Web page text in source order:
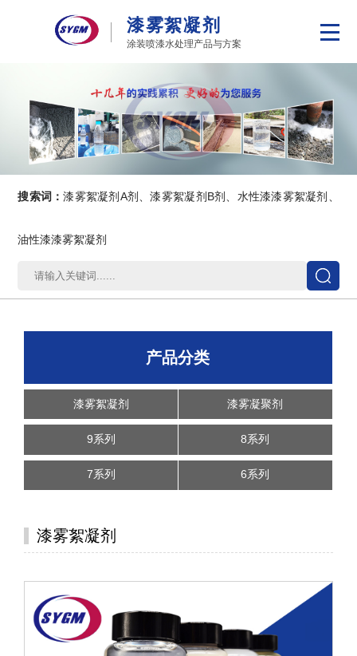
漆雾絮凝剂
涂装喷漆水处理产品与方案
搜索词：漆雾絮凝剂A剂、漆雾絮凝剂B剂、水性漆漆雾絮凝剂、
油性漆漆雾絮凝剂
产品分类
漆雾絮凝剂 漆雾凝聚剂
9系列 8系列
7系列 6系列
漆雾絮凝剂